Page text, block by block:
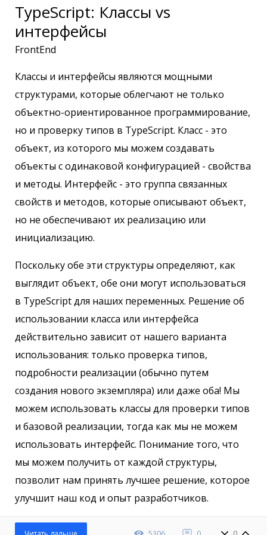
TypeScript: Классы vs
интерфейсы
FrontEnd
Классы и интерфейсы являются мощными
структурами, которые облегчают не только
объектно-ориентированное программирование,
но и проверку типов в TypeScript. Класс - это
объект, из которого мы можем создавать
объекты с одинаковой конфигурацией - свойства
и методы. Интерфейс - это группа связанных
свойств и методов, которые описывают объект,
но не обеспечивают их реализацию или
инициализацию.
Поскольку обе эти структуры определяют, как
выглядит объект, обе они могут использоваться
в TypeScript для наших переменных. Решение об
использовании класса или интерфейса
действительно зависит от нашего варианта
использования: только проверка типов,
подробности реализации (обычно путем
создания нового экземпляра) или даже оба! Мы
можем использовать классы для проверки типов
и базовой реализации, тогда как мы не можем
использовать интерфейс. Понимание того, что
мы можем получить от каждой структуры,
позволит нам принять лучшее решение, которое
улучшит наш код и опыт разработчиков.